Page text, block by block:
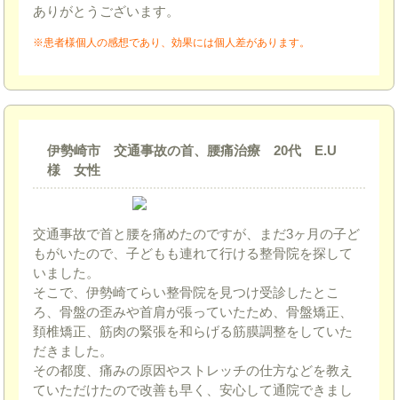
ありがとうございます。
※患者様個人の感想であり、効果には個人差があります。
伊勢崎市 交通事故の首、腰痛治療 20代 E.U
様 女性
交通事故で首と腰を痛めたのですが、まだ3ヶ月の子ど
もがいたので、子どもも連れて行ける整骨院を探して
いました。
そこで、伊勢崎てらい整骨院を見つけ受診したとこ
ろ、骨盤の歪みや首肩が張っていたため、骨盤矯正、
頚椎矯正、筋肉の緊張を和らげる筋膜調整をしていた
だきました。
その都度、痛みの原因やストレッチの仕方などを教え
ていただけたので改善も早く、安心して通院できまし